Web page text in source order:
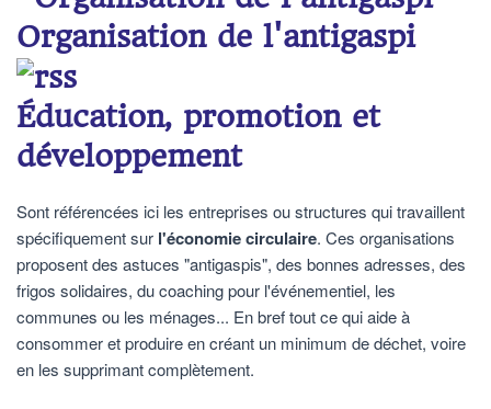
Organisation de l'antigaspi
Éducation, promotion et
développement
Sont référencées ici les entreprises ou structures qui travaillent
spécifiquement sur l'économie circulaire. Ces organisations
proposent des astuces "antigaspis", des bonnes adresses, des
frigos solidaires, du coaching pour l'événementiel, les
communes ou les ménages... En bref tout ce qui aide à
consommer et produire en créant un minimum de déchet, voire
en les supprimant complètement.